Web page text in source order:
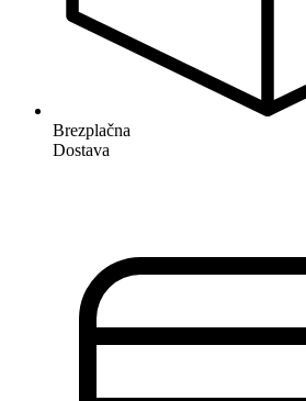
Brezplačna
Dostava